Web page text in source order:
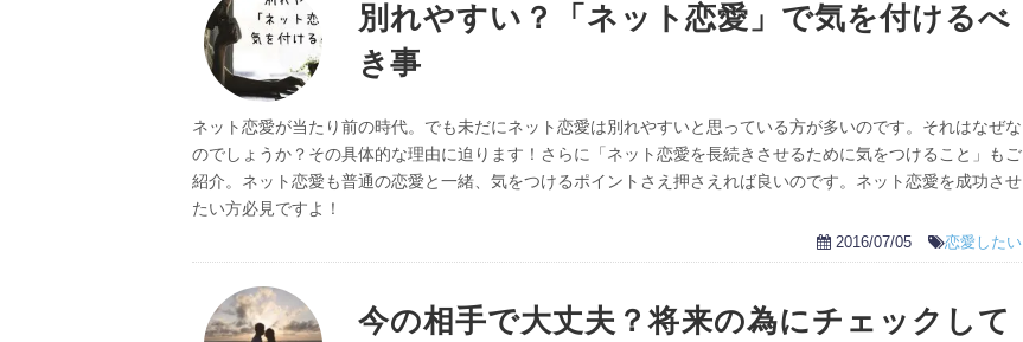
別れやすい？「ネット恋愛」で気を付けるべ
き事
ネット恋愛が当たり前の時代。でも未だにネット恋愛は別れやすいと思っている方が多いのです。それはなぜな
のでしょうか？その具体的な理由に迫ります！さらに「ネット恋愛を長続きさせるために気をつけること」もご
紹介。ネット恋愛も普通の恋愛と一緒、気をつけるポイントさえ押さえれば良いのです。ネット恋愛を成功させ
たい方必見ですよ！
2016/07/05 恋愛したい
今の相手で大丈夫？将来の為にチェックして